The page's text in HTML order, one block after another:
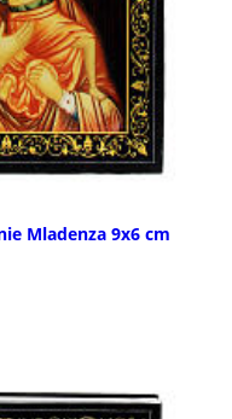
Mladenza 9x6 cm